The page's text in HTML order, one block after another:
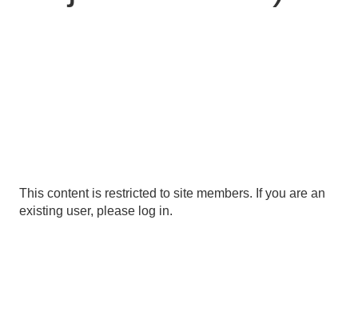
This content is restricted to site members. If you are an
existing user, please log in.